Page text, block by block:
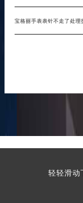
宝格丽手表表针不走了处理
轻轻滑动